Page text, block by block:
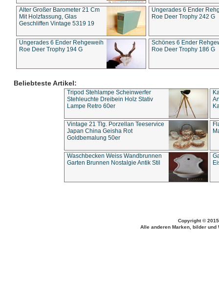
Alter Großer Barometer 21 Cm
Mit Holzfassung, Glas
Geschliffen Vintage 5319 19
Ungerades 6 Ender
Roe Deer Trophy 242 G
Ungerades 6 Ender Rehgeweih
Roe Deer Trophy 194 G
Schönes 6 Ender
Roe Deer Trophy 186 G
Beliebteste Artikel:
Tripod Stehlampe Scheinwerfer
Stehleuchte Dreibein Holz Stativ
Lampe Retro 60er
Vintage 21 Tlg. Porzellan Teeservice
Japan China Geisha Rot
Goldbemalung 50er
Waschbecken Weiss Wandbrunnen
Garten Brunnen Nostalgie Antik Stil
Copyright ©
Alle anderen Marken, bilder und